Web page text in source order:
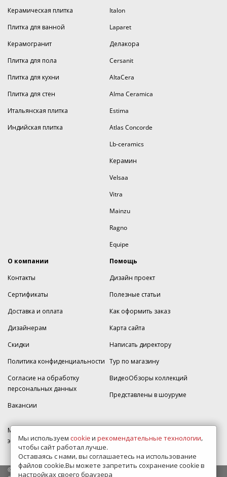
Керамическая плитка
Плитка для ванной
Керамогранит
Плитка для пола
Плитка для кухни
Плитка для стен
Итальянская плитка
Индийская плитка
Italon
Laparet
Делакора
Cersanit
AltaCera
Alma Ceramica
Estima
Atlas Concorde
Lb-ceramics
Керамин
Velsaa
Vitra
Mainzu
Ragno
Equipe
О компании
Контакты
Сертификаты
Доставка и оплата
Дизайнерам
Скидки
Политика конфиденциальности
Согласие на обработку
персональных данных
Вакансии
Помощь
Дизайн проект
Полезные статьи
Как оформить заказ
Карта сайта
Написать директору
Тур по магазину
ВидеоОбзоры коллекций
Представлены в шоуруме
МКАД 2км внешняя сторона, д. 2, ТРЦ "Шоколад" (РИО) Реутов, -1
этаж, магазин Плитка-SDVK.
© 2009—2026 г. Все права защищены
Мы используем cookieи рекомендательные технологии,
чтобы сайт работал лучше.
Оставаясь с нами, вы соглашаетесь на использование
файлов cookie.Вы можете запретить сохранение cookie в
настройках своего браузера